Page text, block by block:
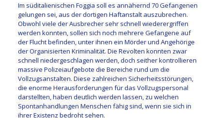
Im süditalienischen Foggia soll es annähernd 70 Gefangenen
gelungen sei, aus der dortigen Haftanstalt auszubrechen.
Obwohl viele der Ausbrecher sehr schnell wiederergriffen
werden konnten, sollen sich noch mehrere Gefangene auf
der Flucht befinden, unter ihnen ein Mörder und Angehörige
der Organisierten Kriminalität. Die Revolten konnten zwar
schnell niedergeschlagen werden, doch seither kontrollieren
massive Polizeiaufgebote die Bereiche rund um die
Vollzugsanstalten. Diese zahlreichen Sicherheitsstörungen,
die enorme Herausforderungen für das Vollzugspersonal
darstellten, haben deutlich werden lassen, zu welchen
Spontanhandlungen Menschen fähig sind, wenn sie sich in
ihrer Existenz bedroht sehen.